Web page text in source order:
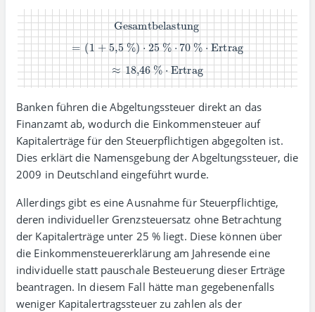
Gesamtbelastung
=(1 + 5,5 %)⋅25 %⋅70 %⋅Ertrag
≈18,46 %⋅Ertrag
Banken führen die Abgeltungs­steuer direkt an das
Finanz­amt ab, wodurch die Einkommen­steuer auf
Kapital­erträge für den Steuer­pflichtigen abgegolten ist.
Dies erklärt die Namens­gebung der Abgeltungs­steuer, die
2009 in Deutsch­land einge­führt wurde.
Allerdings gibt es eine Ausnahme für Steuer­pflichtige,
deren indivi­dueller Grenz­steuer­satz ohne Betrachtung
der Kapital­erträge unter 25 % liegt. Diese können über
die Einkommen­steuer­erklärung am Jahres­ende eine
indivi­duelle statt pauschale Besteuerung dieser Erträge
bean­tragen. In diesem Fall hätte man gegebenen­falls
weniger Kapital­ertrags­steuer zu zahlen als der